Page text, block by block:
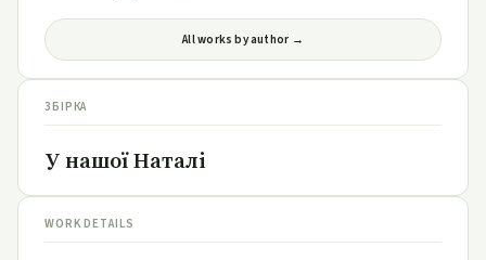
All works by author →
ЗБІРКА
У нашої Наталі
WORK DETAILS